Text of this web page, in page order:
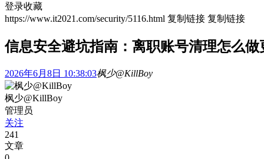
登录收藏
https://www.it2021.com/security/5116.html 复制链接 复制链接
信息安全避坑指南：离职账号清理怎么做
2026年6月8日 10:38:03枫少@KillBoy
枫少@KillBoy
管理员
关注
241
文章